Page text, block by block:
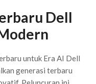
Dell
untuk Era AI Dell
generasi terbaru